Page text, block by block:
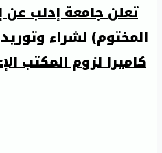
تعلن جامعة إدلب عن
المختوم) لشراء
كاميرا لزوم المكتب